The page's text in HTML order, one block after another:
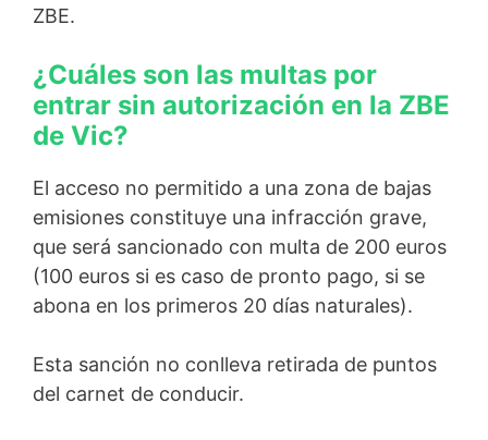
ZBE.
¿Cuáles son las multas por
entrar sin autorización en la ZBE
de Vic?
El acceso no permitido a una zona de bajas
emisiones constituye una infracción grave,
que será sancionado con multa de 200 euros
(100 euros si es caso de pronto pago, si se
abona en los primeros 20 días naturales).
Esta sanción no conlleva retirada de puntos
del carnet de conducir.